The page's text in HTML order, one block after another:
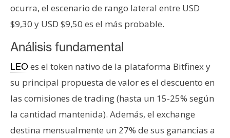
ocurra, el escenario de rango lateral entre USD
$9,30 y USD $9,50 es el más probable.
Análisis fundamental
LEOes el token nativo de la plataforma Bitfinex y
su principal propuesta de valor es el descuento en
las comisiones de trading (hasta un 15-25% según
la cantidad mantenida). Además, el exchange
destina mensualmente un 27% de sus ganancias a